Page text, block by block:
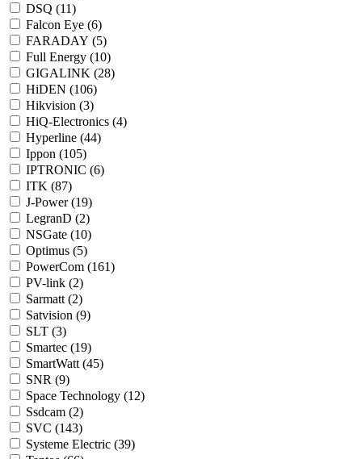
DSQ (11)
Falcon Eye (6)
FARADAY (5)
Full Energy (10)
GIGALINK (28)
HiDEN (106)
Hikvision (3)
HiQ-Electronics (4)
Hyperline (44)
Ippon (105)
IPTRONIC (6)
ITK (87)
J-Power (19)
LegranD (2)
NSGate (10)
Optimus (5)
PowerCom (161)
PV-link (2)
Sarmatt (2)
Satvision (9)
SLT (3)
Smartec (19)
SmartWatt (45)
SNR (9)
Space Technology (12)
Ssdcam (2)
SVC (143)
Systeme Electric (39)